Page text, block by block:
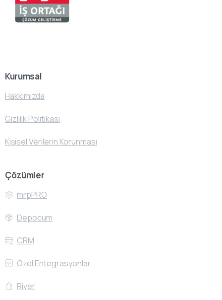
Kurumsal
Hakkımızda
Gizlilik Politikası
Kişisel Verilerin Korunması
Çözümler
mrpPRO
Depocum
CRM
Özel Entegrasyonlar
River